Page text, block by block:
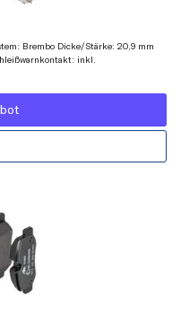
Brembo Dicke/Stärke: 20,9 mm
inkl.